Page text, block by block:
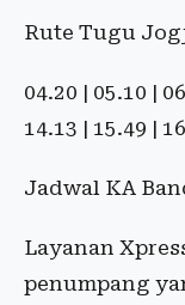
Rute Tugu
04.20 | 05.10 |
14.13 | 15.49 |
Jadwal KA
Layanan
penumpang